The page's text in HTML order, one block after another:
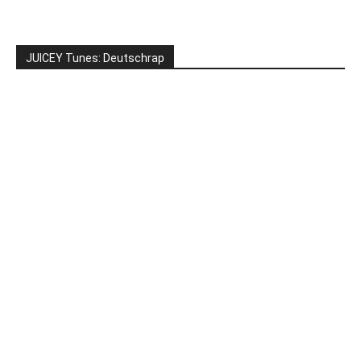
JUICEY Tunes: Deutschrap